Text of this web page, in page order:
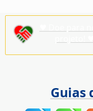
Guias